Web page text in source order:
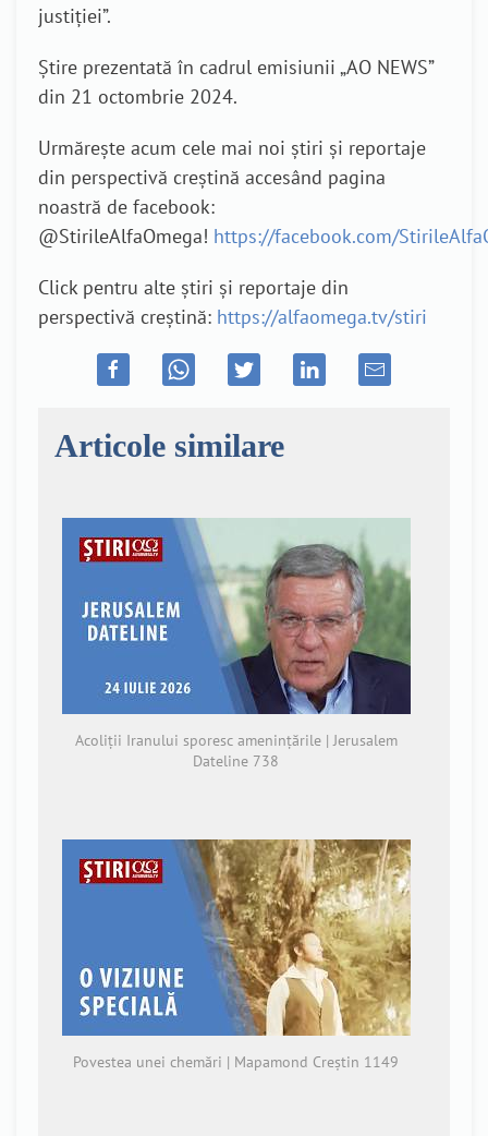
justiției”.
Știre prezentată în cadrul emisiunii „AO NEWS”
din 21 octombrie 2024.
Urmărește acum cele mai noi știri și reportaje
din perspectivă creștină accesând pagina
noastră de facebook:
@StirileAlfaOmega! https://facebook.com/
Click pentru alte știri și reportaje din
perspectivă creștină: https://alfaomega.tv/stiri
Articole similare
Acoliții Iranului sporesc amenințările | Jerusalem
Dateline 738
Povestea unei chemări | Mapamond Creștin 1149